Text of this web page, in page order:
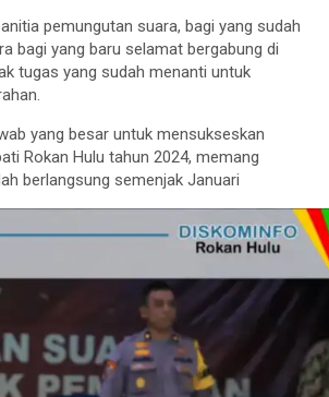
pemungutan suara, bagi yang sudah
bagi yang baru selamat bergabung di
tugas yang sudah menanti untuk
yang besar untuk mensukseskan
Rokan Hulu tahun 2024, memang
berlangsung semenjak Januari